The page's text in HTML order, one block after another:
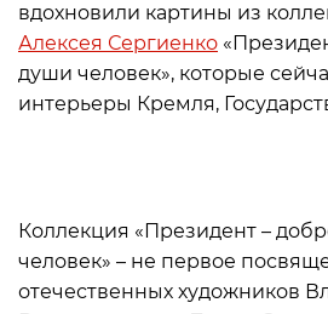
вдохновили картины из
Алексея Сергиенко
души человек», которые
интерьеры Кремля,
Коллекция «Президент –
человек» – не первое
отечественных художников